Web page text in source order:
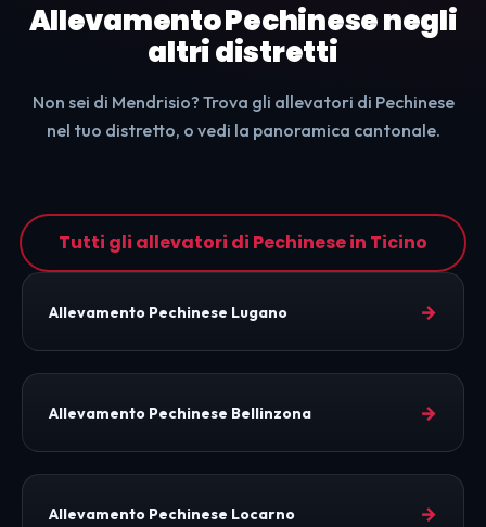
Allevamento Pechinese negli
altri distretti
Non sei di Mendrisio? Trova gli allevatori di Pechinese
nel tuo distretto, o vedi la panoramica cantonale.
Tutti gli allevatori di Pechinese in Ticino
Allevamento Pechinese Lugano →
Allevamento Pechinese Bellinzona →
Allevamento Pechinese Locarno →